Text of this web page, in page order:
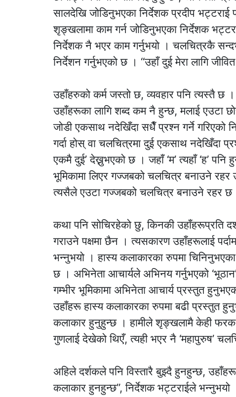
सालदेखि जोडिनुभएका निर्देशक प्रदीप भट्टराई
शृङ्खलामा काम गर्न जोडिनुभएका निर्देशक
निर्देशक नै भएर काम गर्नुभयो । चलचित्रकै
निर्देशन गर्नुभएको छ । “उहाँ दुई मेरा लागि
उहाँहरुको कर्म जस्तो छ, व्यवहार पनि त्यस्तै
उहाँहरूका लागि शब्द कम नै हुन्छ, मलाई एउटा
जोडी एकसाथ नदेखिँदा सधैँ प्रश्न गर्ने
गर्दा होस् वा चलचित्रमा दुई एकसाथ नदेखिँदा
एकमै दुई’ देख्नुभएको छ । जहाँ ‘म’ त्यहाँ ‘ह’
भूमिकामा लिएर गज्जबको चलचित्र बनाउने
त्यसैले एउटा गज्जबको चलचित्र बनाउने रहर छ
कथा पनि सोचिरहेको छु, किनकी उहाँहरूप्रति
गराउने पक्षमा छैन । त्यसकारण उहाँहरूलाई
भन्नुभयो । हास्य कलाकारका रुपमा
छ । अभिनेता आचार्यले अभिनय गर्नुभएको ‘भूठान’
गम्भीर भूमिकामा अभिनेता आचार्य प्रस्तुत
उहाँहरू हास्य कलाकारका रुपमा बढी प्रस्तुत
कलाकार हुनुहुन्छ । हामीले शृङ्खलामै केही फरक
गुणलाई देखेको थिएँ, त्यही भएर नै ‘महापुरुष’
अहिले दर्शकले पनि विस्तारै बुझ्दै हुनहुन्छ,
कलाकार हुनहुन्छ”, निर्देशक भट्टराईले भन्नुभयो